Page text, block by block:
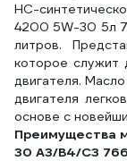
НС-
4200 5W-30 5л
литров.
которое служит
двигателя.
двигателя
основе с
Преимущества
30 A3/B4/C3